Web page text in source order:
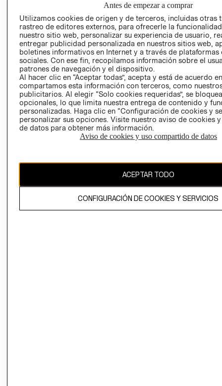
EMPRESARIAL
CONDICIONES
AVISO DE
PRIVACIDAD
GIFT CARD
AVISO DE
El contenido de esta página web está protegido por copyright y es
propiedad de H&M Hennes & Mauritz AB.
Antes de empezar a comprar
Utilizamos cookies de origen y de terceros, incluidas otras
rastreo de editores externos, para ofrecerle la
nuestro sitio web, personalizar su experiencia de usuario,
entregar publicidad personalizada en nuestros sitios web,
boletines informativos en Internet y a través de plataformas
sociales. Con ese fin, recopilamos información sobre el
patrones de navegación y el dispositivo.
Al hacer clic en “Aceptar todas”, acepta y está de acuerdo
compartamos esta información con terceros, como
publicitarios. Al elegir “Solo cookies requeridas”, se
opcionales, lo que limita nuestra entrega de contenido y
personalizadas. Haga clic en “Configuración de cookies y
personalizar sus opciones. Visite nuestro aviso de cookies
de datos para obtener más información.
Aviso de cookies y uso compartido de datos
ACEPTAR TODO
CONFIGURACIÓN DE COOKIES Y SERVICIOS